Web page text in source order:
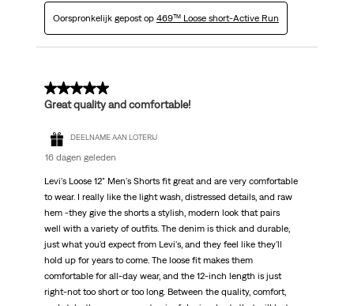
Oorspronkelijk gepost op 469™ Loose short-Active Run
5 van 5 sterren.
Great quality and comfortable!
DEELNAME AAN LOTERIJ
16 dagen geleden
Levi's Loose 12" Men's Shorts fit great and are very comfortable
to wear. I really like the light wash, distressed details, and raw
hem -they give the shorts a stylish, modern look that pairs
well with a variety of outfits. The denim is thick and durable,
just what you'd expect from Levi's, and they feel like they'll
hold up for years to come. The loose fit makes them
comfortable for all-day wear, and the 12-inch length is just
right-not too short or too long. Between the quality, comfort,